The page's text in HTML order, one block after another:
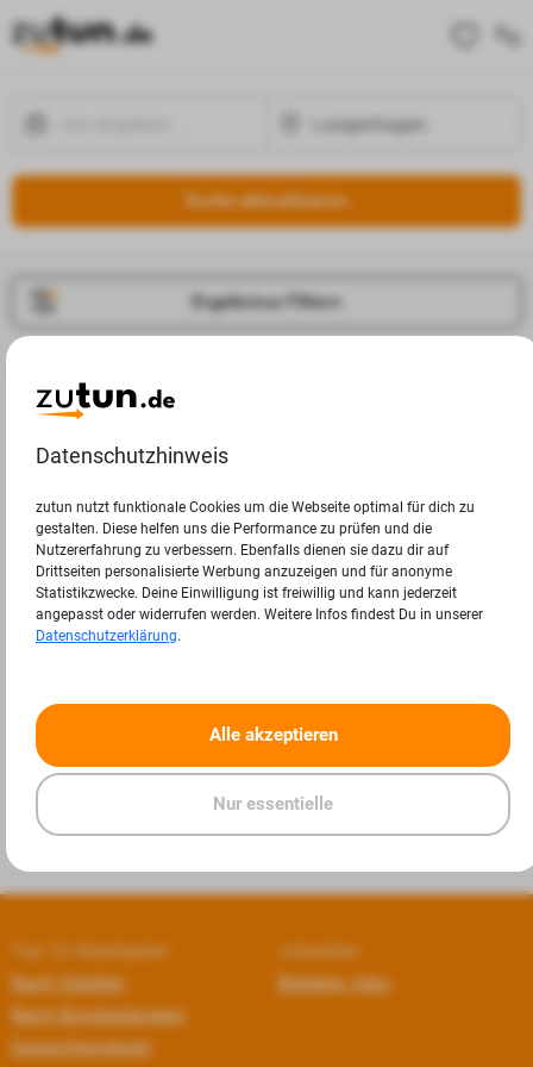
Suche aktualisieren
Ergebnisse Filtern
Deine Suchanfrage in Langenhagen ergab leider keine
Top 10 Arbeitgeber
Nach Städten
Nach Bundesländern
Deutschlandweit
Jobseiten
Beliebte Jobs
Datenschutzhinweis
zutun nutzt funktionale Cookies um die Webseite optimal für dich zu
gestalten. Diese helfen uns die Performance zu prüfen und die
Nutzererfahrung zu verbessern. Ebenfalls dienen sie dazu dir auf
Drittseiten personalisierte Werbung anzuzeigen und für anonyme
Statistikzwecke. Deine Einwilligung ist freiwillig und kann jederzeit
angepasst oder widerrufen werden. Weitere Infos findest Du in unserer
Datenschutzerklärung.
Alle akzeptieren
Nur essentielle